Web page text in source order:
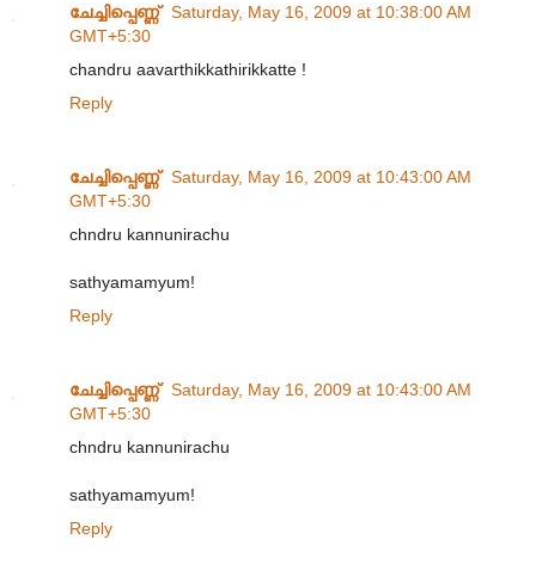
ചേച്ചിപ്പെണ്ണ്‍ Saturday, May 16, 2009 at 10:38:00 AM
GMT+5:30
chandru aavarthikkathirikkatte !
Reply
ചേച്ചിപ്പെണ്ണ്‍ Saturday, May 16, 2009 at 10:43:00 AM
GMT+5:30
chndru kannunirachu
sathyamamyum!
Reply
ചേച്ചിപ്പെണ്ണ്‍ Saturday, May 16, 2009 at 10:43:00 AM
GMT+5:30
chndru kannunirachu
sathyamamyum!
Reply